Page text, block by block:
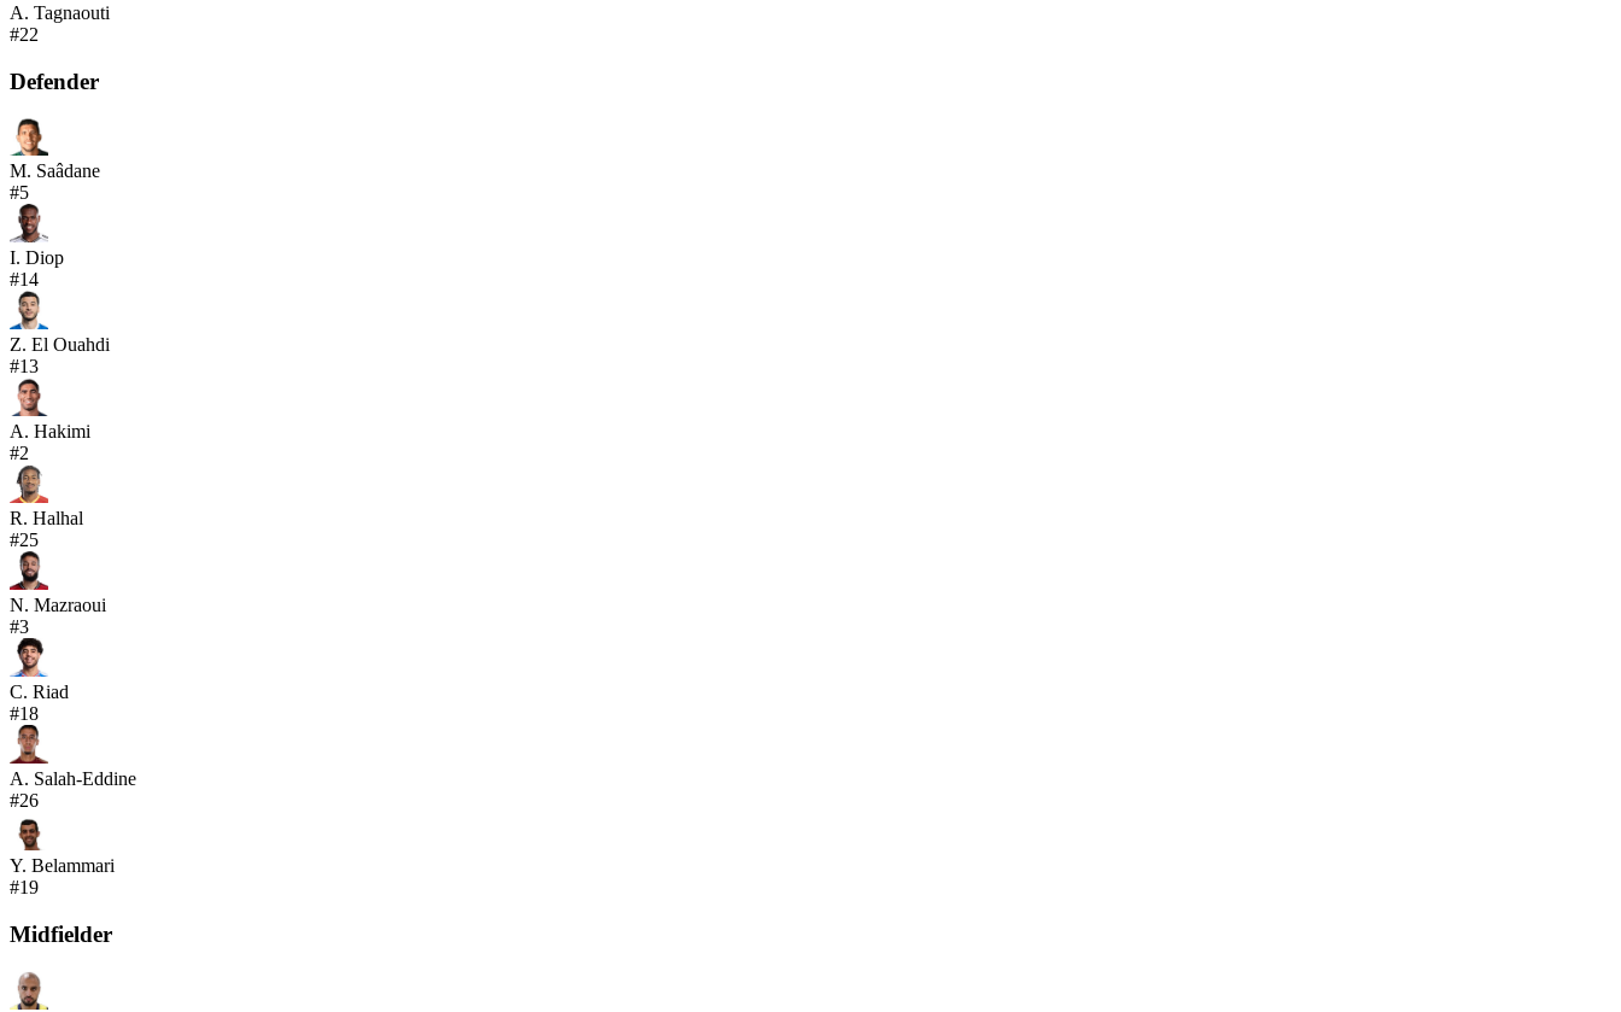
A. Tagnaouti
#22
Defender
M. Saâdane
#5
I. Diop
#14
Z. El Ouahdi
#13
A. Hakimi
#2
R. Halhal
#25
N. Mazraoui
#3
C. Riad
#18
A. Salah-Eddine
#26
Y. Belammari
#19
Midfielder